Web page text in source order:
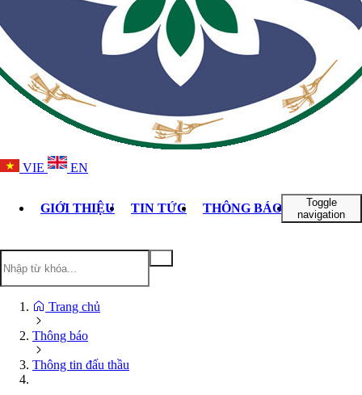
VIE EN
GIỚI THIỆU TIN TỨC THÔNG BÁO DỊCH VỤ
Toggle
navigation
Trang chủ
Thông báo
Thông tin đấu thầu